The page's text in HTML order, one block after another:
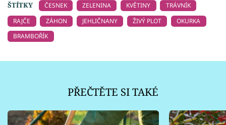
ŠTÍTKY
ČESNEK ZELENINA KVĚTINY
TRÁVNÍK
RAJČE
ZÁHON JEHLIČNANY ŽIVÝ PLOT
OKURKA
BRAMBOŘÍK
PŘEČTĚTE SI TAKÉ